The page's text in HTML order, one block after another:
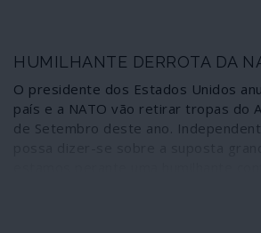
HUMILHANTE DERROTA DA
O presidente dos Estados Unidos
país e a NATO vão retirar tropas do
de Setembro deste ano.